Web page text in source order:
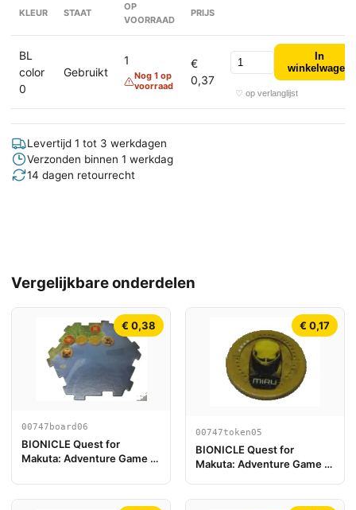
KLEUR STAAT
OP
VOORRAAD
PRIJS
BL
color
0
Gebruikt
1
Nog 1 op
voorraad
€
0,37
In
winkelwagen
♡ op verlanglijst
Levertijd 1 tot 3 werkdagen
Verzonden binnen 1 werkdag
14 dagen retourrecht
Vergelijkbare onderdelen
€ 0,38
00747board06
BIONICLE Quest for
Makuta: Adventure Game -
€ 0,17
00747token05
BIONICLE Quest for
Makuta: Adventure Game -